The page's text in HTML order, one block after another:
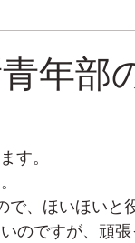
年部
す。
、ほいほいと
のですが、頑